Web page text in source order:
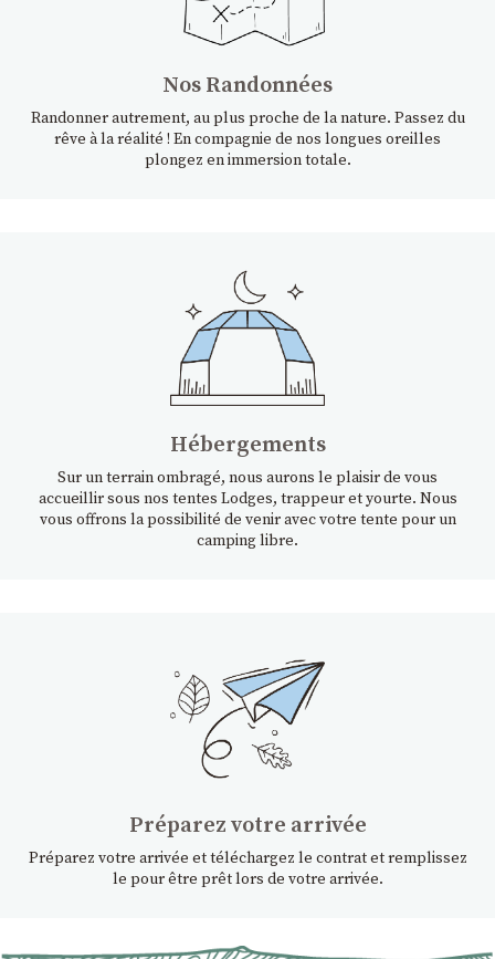
Nos Randonnées
Randonner autrement, au plus proche de la nature. Passez du
rêve à la réalité ! En compagnie de nos longues oreilles
plongez en immersion totale.
Hébergements
Sur un terrain ombragé, nous aurons le plaisir de vous
accueillir sous nos tentes Lodges, trappeur et yourte. Nous
vous offrons la possibilité de venir avec votre tente pour un
camping libre.
Préparez votre arrivée
Préparez votre arrivée et téléchargez le contrat et remplissez
le pour être prêt lors de votre arrivée.